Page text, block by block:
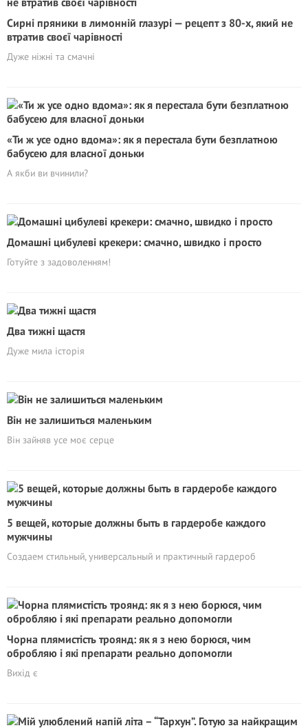
Сирні пряники в лимонній глазурі — рецепт з 80-х, який не
втратив своєї чарівності
Дуже ніжні та смачні
«Ти ж усе одно вдома»: як я перестала бути безплатною
бабусею для власної доньки
А якби ви вчинили?
Домашні цибулеві крекери: смачно, швидко і просто
Готуйте з задоволенням!
Два тижні щастя
Дуже мила історія
Він не залишиться маленьким
Він зайняв усе моє серце
5 вещей, которые должны быть в гардеробе каждого
мужчины
Создаем стильный, универсальный и практичный гардероб
Чорна плямистість троянд: як я з нею борюся, чим
обробляю і які препарати реально допомогли
Вихід є